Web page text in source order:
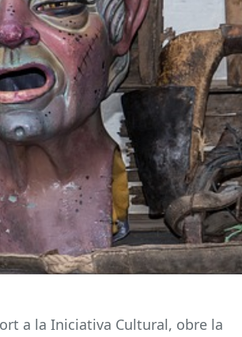
a la Iniciativa Cultural, obre la